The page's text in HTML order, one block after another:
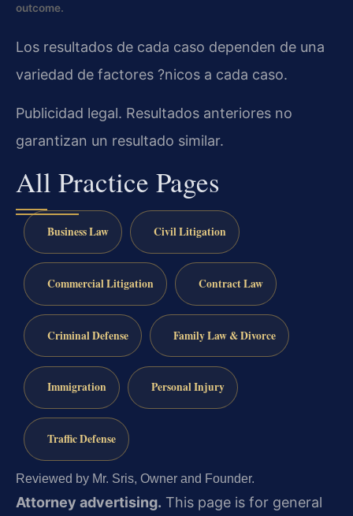
outcome.
Los resultados de cada caso dependen de una
variedad de factores ?nicos a cada caso.
Publicidad legal. Resultados anteriores no
garantizan un resultado similar.
All Practice Pages
Business Law Civil Litigation
Commercial Litigation Contract Law
Criminal Defense Family Law & Divorce
Immigration Personal Injury
Traffic Defense
Reviewed by Mr. Sris, Owner and Founder.
Attorney advertising. This page is for general